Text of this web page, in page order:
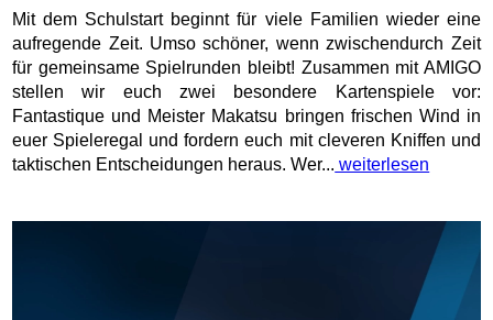
Mit dem Schulstart beginnt für viele Familien wieder eine
aufregende Zeit. Umso schöner, wenn zwischendurch Zeit
für gemeinsame Spielrunden bleibt! Zusammen mit AMIGO
stellen wir euch zwei besondere Kartenspiele vor:
Fantastique und Meister Makatsu bringen frischen Wind in
euer Spieleregal und fordern euch mit cleveren Kniffen und
taktischen Entscheidungen heraus. Wer... weiterlesen